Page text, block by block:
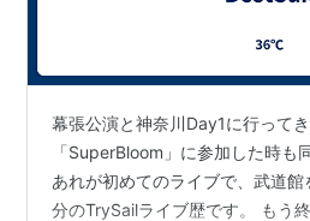
TAILWIND（2017年8月23日
幕張公演と神奈川Day1に行って
「SuperBloom」に参加した時も
あれが初めてのライブで、武道
分のTrySailライブ歴です。 もう